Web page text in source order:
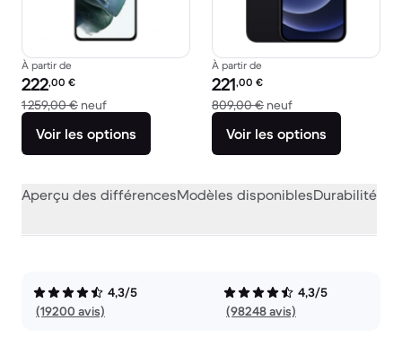
À partir de
Prix reconditionné :
222,00 €
1 259,00 € neufcontre 1 259,00 € neuf
Voir les options
À partir de
Prix reconditionné :
221,00 €
809,00 € neufcontre 809,00 €
Voir les options
Aperçu des différencesModèles disponiblesDurabilité
4,3/5
(19200 avis)
4,3/5
(98248 avis)